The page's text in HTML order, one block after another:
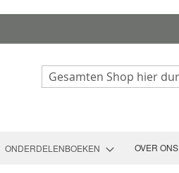
Search
ONDERDELENBOEKEN OVER ONS